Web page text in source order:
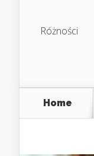
Różności
Home